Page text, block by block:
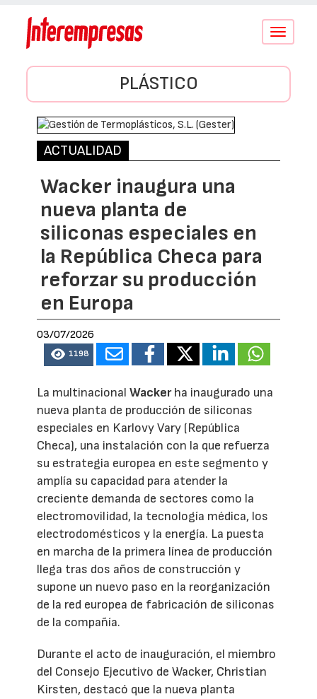
Conmutar
PLÁSTICO
ACTUALIDAD
Wacker inaugura una
nueva planta de
siliconas especiales en
la República Checa para
reforzar su producción
en Europa
03/07/2026
1198
La multinacional Wackerha inaugurado una
nueva planta de producción de siliconas
especiales en Karlovy Vary (República
Checa), una instalación con la que refuerza
su estrategia europea en este segmento y
amplía su capacidad para atender la
creciente demanda de sectores como la
electromovilidad, la tecnología médica, los
electrodomésticos y la energía. La puesta
en marcha de la primera línea de producción
llega tras dos años de construcción y
supone un nuevo paso en la reorganización
de la red europea de fabricación de siliconas
de la compañía.
Durante el acto de inauguración, el miembro
del Consejo Ejecutivo de Wacker, Christian
Kirsten, destacó que la nueva planta